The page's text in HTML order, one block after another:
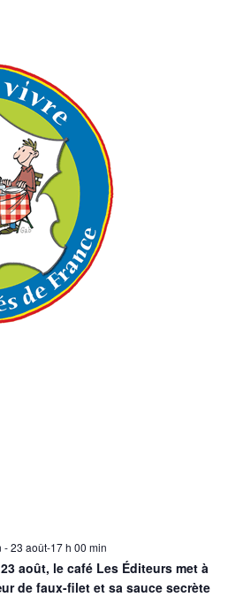
-23 août-17 h 00 min
août, le café Les Éditeurs met à
de faux-filet et sa sauce secrète